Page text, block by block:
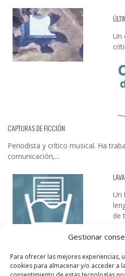
Gestionar
Para ofrecer las mejores experiencias,
cookies para almacenar y/o acceder a
Un
CAPTURAS DE FICCIÓN
Periodista y crítico musical. Ha
comunicación,...
Un
de